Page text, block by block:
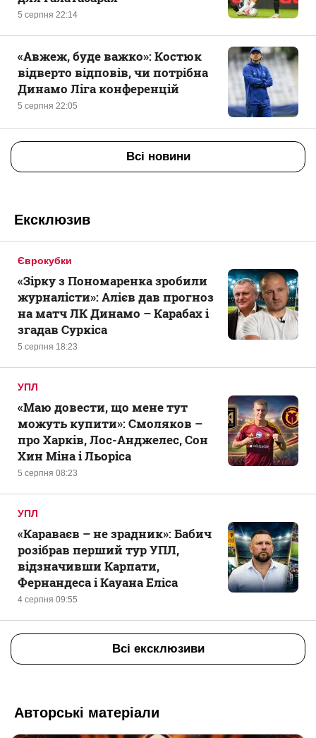
5 серпня 22:14
5 серпня 22:05
«Авжеж, буде важко»: Костюк
відверто відповів, чи потрібна
Динамо Ліга конференцій
Всі новини
Ексклюзив
Єврокубки
5 серпня 18:23
«Зірку з Пономаренка зробили
журналісти»: Алієв дав прогноз
на матч ЛК Динамо – Карабах і
згадав Суркіса
УПЛ
5 серпня 08:23
«Маю довести, що мене тут
можуть купити»: Смоляков –
про Харків, Лос-Анджелес, Сон
Хин Міна і Льоріса
УПЛ
4 серпня 09:55
«Караваєв – не зрадник»: Бабич
розібрав перший тур УПЛ,
відзначивши Карпати,
Фернандеса і Кауана Еліса
Всі ексклюзиви
Авторські матеріали